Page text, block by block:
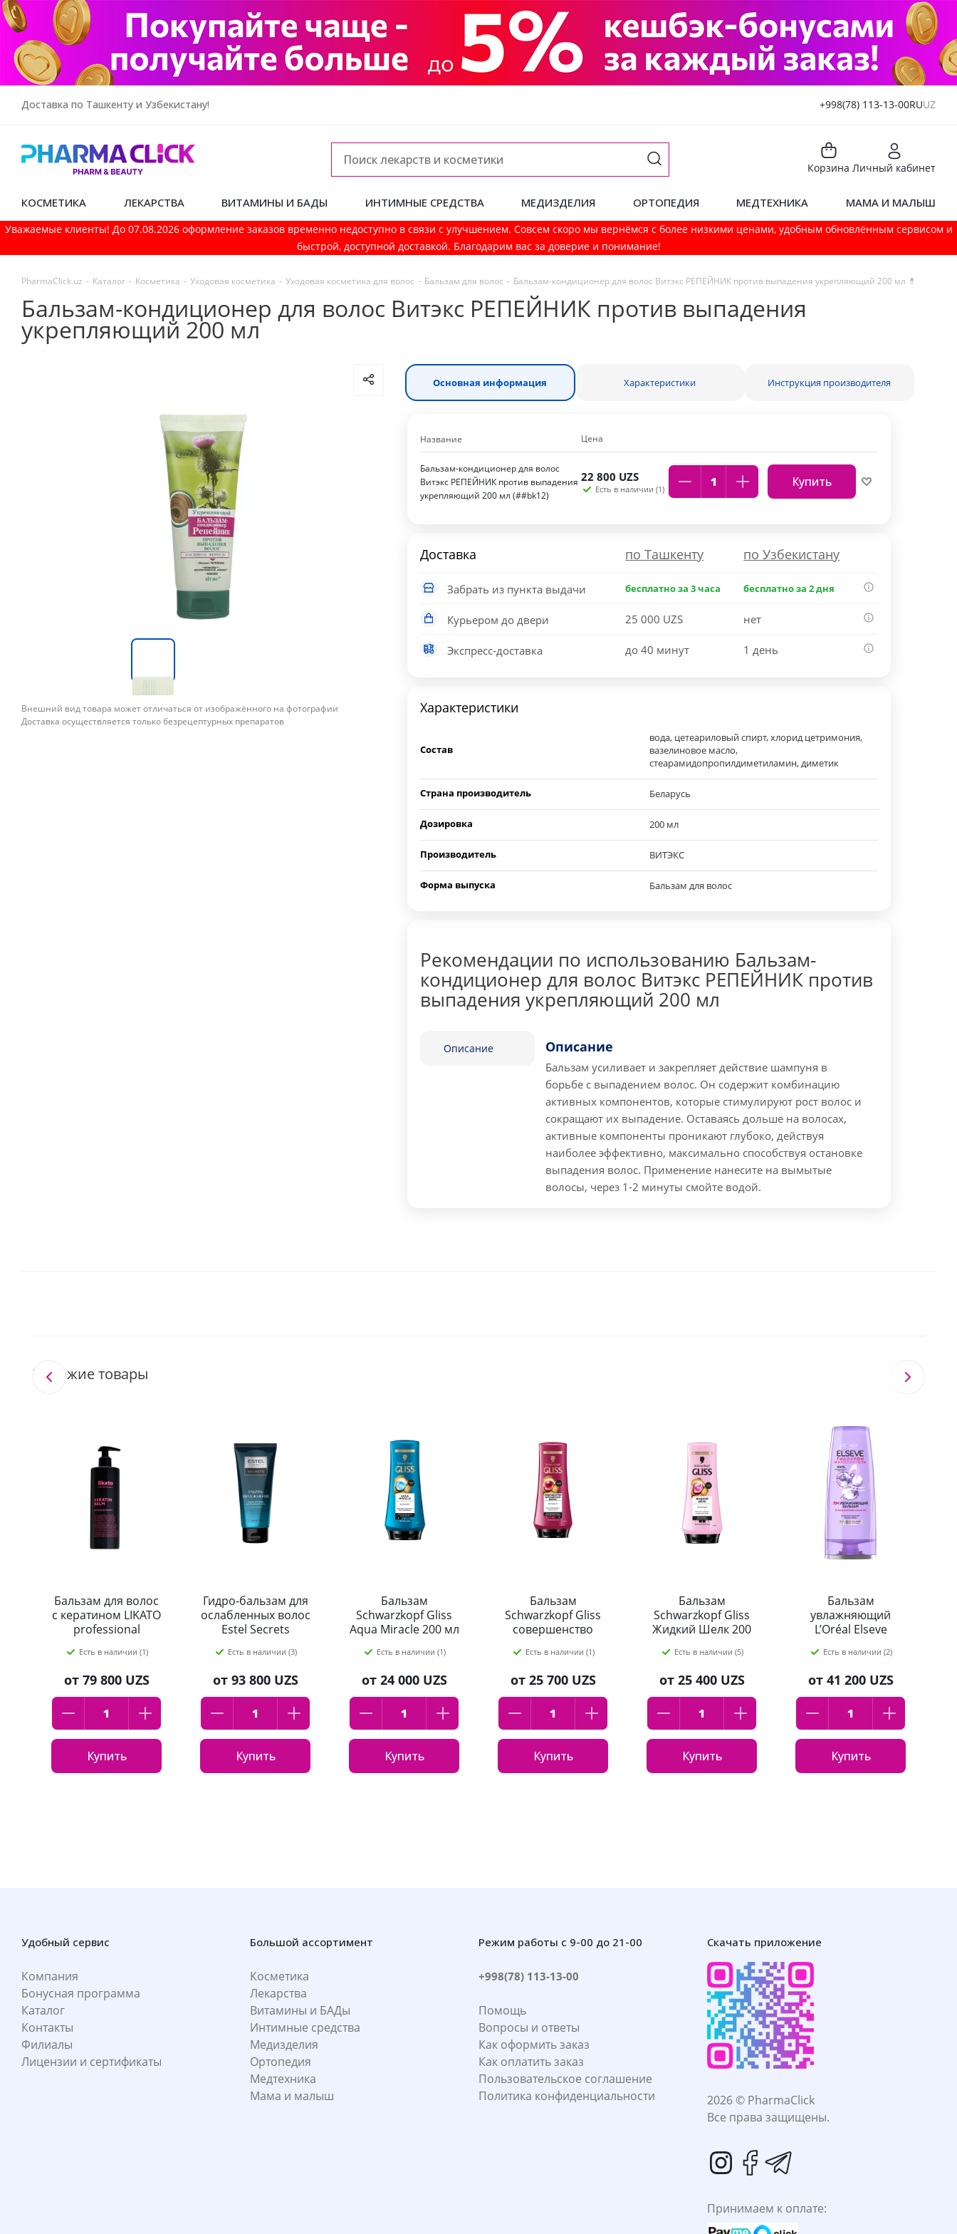
Доставка по Ташкенту и Узбекистану! +998(78) 113-13-00RUUZ
Корзина Личный кабинет
КОСМЕТИКА ЛЕКАРСТВА ВИТАМИНЫ И БАДЫ ИНТИМНЫЕ СРЕДСТВА МЕДИЗДЕЛИЯ ОРТОПЕДИЯ МЕДТЕХНИКА МАМА И МАЛЫШ
Уважаемые клиенты! До 07.08.2026 оформление заказов временно недоступно в связи с улучшением. Совсем скоро мы вернёмся с более низкими ценами, удобным обновлённым сервисом и
быстрой, доступной доставкой. Благодарим вас за доверие и понимание!
PharmaСlick.uz - Каталог - Косметика - Уходовая косметика - Уходовая косметика для волос - Бальзам для волос - Бальзам-кондиционер для волос Витэкс РЕПЕЙНИК против выпадения укрепляющий 200 мл 💊
Бальзам-кондиционер для волос Витэкс РЕПЕЙНИК против выпадения
укрепляющий 200 мл
Внешний вид товара может отличаться от изображённого на фотографии
Доставка осуществляется только безрецептурных препаратов
Основная информация Характеристики Инструкция производителя
Название Цена
Бальзам-кондиционер для волос
Витэкс РЕПЕЙНИК против выпадения
укрепляющий 200 мл (##bk12)
22 800 UZS
Есть в наличии (1) Купить
Доставка по Ташкенту по Узбекистану
Забрать из пункта выдачи бесплатно за 3 часа бесплатно за 2 дня
Курьером до двери 25 000 UZS нет
Экспресс-доставка до 40 минут 1 день
Характеристики
Состав
вода, цетеариловый спирт, хлорид цетримония,
вазелиновое масло,
стеарамидопропилдиметиламин, диметик
Страна производитель Беларусь
Дозировка 200 мл
Производитель ВИТЭКС
Форма выпуска Бальзам для волос
Рекомендации по использованию Бальзам-
кондиционер для волос Витэкс РЕПЕЙНИК против
выпадения укрепляющий 200 мл
Описание Описание
Бальзам усиливает и закрепляет действие шампуня в
борьбе с выпадением волос. Он содержит комбинацию
активных компонентов, которые стимулируют рост волос и
сокращают их выпадение. Оставаясь дольше на волосах,
активные компоненты проникают глубоко, действуя
наиболее эффективно, максимально способствуя остановке
выпадения волос. Применение нанесите на вымытые
волосы, через 1-2 минуты смойте водой.
Похожие товары
Бальзам для волос
с кератином LIKATO
professional
Есть в наличии (1)
от 79 800 UZS
Купить
Гидро-бальзам для
ослабленных волос
Estel Secrets
200 мл
Есть в наличии (3)
от 93 800 UZS
Купить
Бальзам
Schwarzkopf Gliss
Aqua Miracle 200 мл
Есть в наличии (1)
от 24 000 UZS
Купить
Бальзам
Schwarzkopf Gliss
совершенство
200 мл
Есть в наличии (1)
от 25 700 UZS
Купить
Бальзам
Schwarzkopf Gliss
Жидкий Шелк 200
Есть в наличии (5)
от 25 400 UZS
Купить
Бальзам
увлажняющий
L’Oréal Elseve
Наполнитель для
обезвоженных и
тонких волос 400мл
Есть в наличии (2)
от 41 200 UZS
Купить
Удобный сервис
Компания
Бонусная программа
Каталог
Контакты
Филиалы
Лицензии и сертификаты
Большой ассортимент
Косметика
Лекарства
Витамины и БАДы
Интимные средства
Медизделия
Ортопедия
Медтехника
Мама и малыш
Режим работы с 9-00 до 21-00
+998(78) 113-13-00
Помощь
Вопросы и ответы
Как оформить заказ
Как оплатить заказ
Пользовательское соглашение
Политика конфиденциальности
Скачать приложение
2026 © PharmaClick
Все права защищены.
Принимаем к оплате: